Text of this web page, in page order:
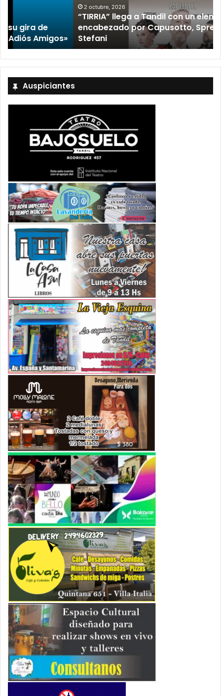
“TIRRIA” llega a Tandil con un elenco de lujo
encabezado por Capusotto, Spregelburd y
Stefani
Auspiciantes